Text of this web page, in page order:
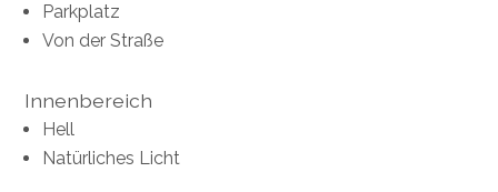
Parkplatz
Von der Straße
Innenbereich
Hell
Natürliches Licht